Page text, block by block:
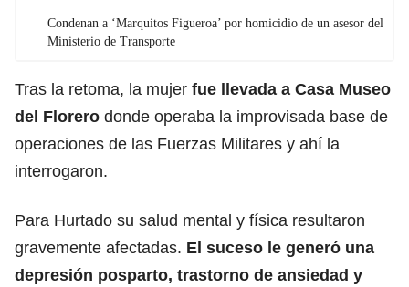
Condenan a ‘Marquitos Figueroa’ por homicidio de un asesor del
Ministerio de Transporte
Tras la retoma, la mujer fue llevada a Casa Museo
del Florero donde operaba la improvisada base de
operaciones de las Fuerzas Militares y ahí la
interrogaron.
Para Hurtado su salud mental y física resultaron
gravemente afectadas. El suceso le generó una
depresión posparto, trastorno de ansiedad y